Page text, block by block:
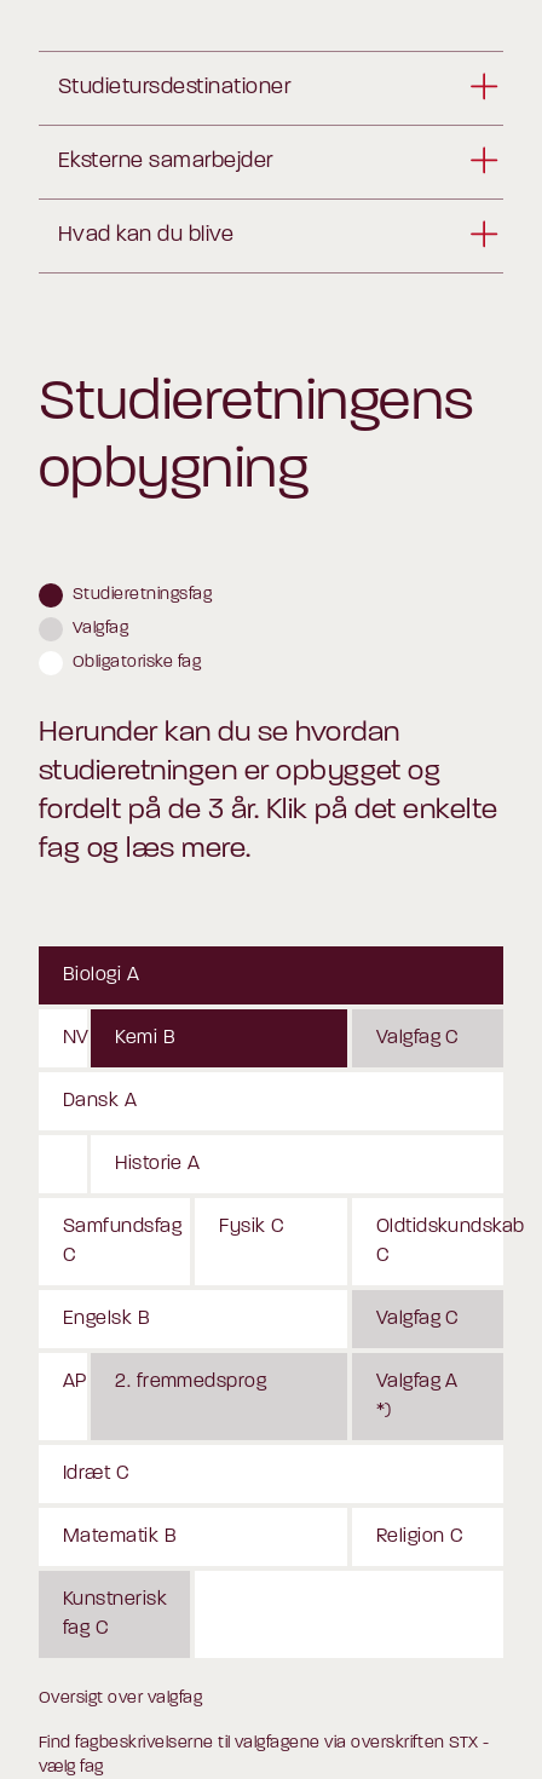
Studietursdestinationer
Eksterne samarbejder
Hvad kan du blive
Studieretningens
opbygning
Studieretningsfag
Valgfag
Obligatoriske fag
Herunder kan du se hvordan
studieretningen er opbygget og
fordelt på de 3 år. Klik på det enkelte
fag og læs mere.
Biologi A
NV Kemi B Valgfag C
Dansk A
Historie A
Samfundsfag
C
Fysik C
Oldtidskundskab
C
Engelsk B Valgfag C
AP 2. fremmedsprog
Valgfag A
*)
Idræt C
Matematik B Religion C
Kunstnerisk
fag C
Oversigt over valgfag
Find fagbeskrivelserne til valgfagene via overskriften STX -
vælg fag